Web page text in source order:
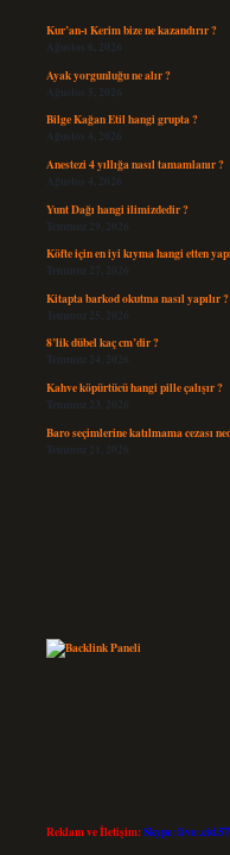
Kur’an-ı Kerim bize ne kazandırır ?
Ağustos 6, 2026
Ayak yorgunluğu ne alır ?
Ağustos 5, 2026
Bilge Kağan Etil hangi grupta ?
Ağustos 4, 2026
Anestezi 4 yıllığa nasıl tamamlanır ?
Ağustos 4, 2026
Yunt Dağı hangi ilimizdedir ?
Temmuz 29, 2026
Köfte için en iyi kıyma hangi etten
Temmuz 27, 2026
Kitapta barkod okutma nasıl yapılır ?
Temmuz 25, 2026
8’lik dübel kaç cm’dir ?
Temmuz 24, 2026
Kahve köpürtücü hangi pille çalışır ?
Temmuz 23, 2026
Baro seçimlerine katılmama cezası
Temmuz 21, 2026
Reklam ve İletişim:Skype: